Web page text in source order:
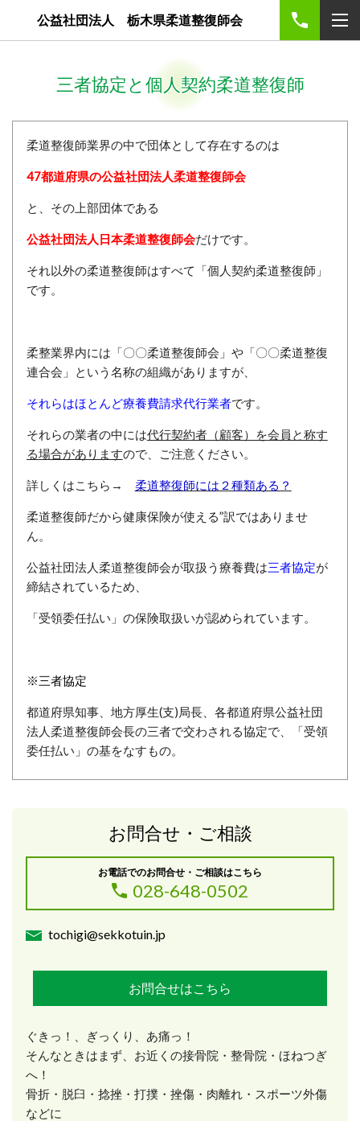
公益社団法人 栃木県柔道整復師会
三者協定と個人契約柔道整復師
柔道整復師業界の中で団体として存在するのは
47都道府県の公益社団法人柔道整復師会
と、その上部団体である
公益社団法人日本柔道整復師会だけです。
それ以外の柔道整復師はすべて「個人契約柔道整復師」
です。
柔整業界内には「〇〇柔道整復師会」や「〇〇柔道整復
連合会」という名称の組織がありますが、
それらはほとんど療養費請求代行業者です。
それらの業者の中には代行契約者（顧客）を会員と称す
る場合がありますので、ご注意ください。
詳しくはこちら→ 柔道整復師には２種類ある？
柔道整復師だから健康保険が使える”訳ではありませ
ん。
公益社団法人柔道整復師会が取扱う療養費は三者協定が
締結されているため、
「受領委任払い」の保険取扱いが認められています。
※三者協定
都道府県知事、地方厚生(支)局長、各都道府県公益社団
法人柔道整復師会長の三者で交わされる協定で、「受領
委任払い」の基をなすもの。
お問合せ・ご相談
お電話でのお問合せ・ご相談はこちら
028-648-0502
tochigi@sekkotuin.jp
お問合せはこちら
ぐきっ！、ぎっくり、あ痛っ！
そんなときはまず、お近くの接骨院・整骨院・ほねつぎ
へ！
骨折・脱臼・捻挫・打撲・挫傷・肉離れ・スポーツ外傷
などに